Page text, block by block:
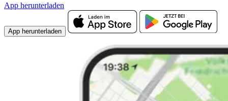
App herunterladen
App herunterladen